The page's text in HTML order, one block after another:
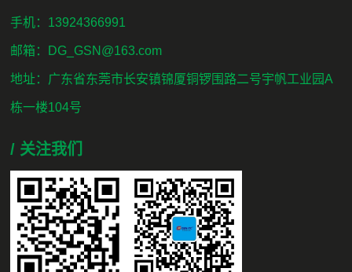
手机：13924366991
邮箱：DG_GSN@163.com
地址：广东省东莞市长安镇锦厦铜锣围路二号宇帆工业园A
栋一楼104号
/ 关注我们